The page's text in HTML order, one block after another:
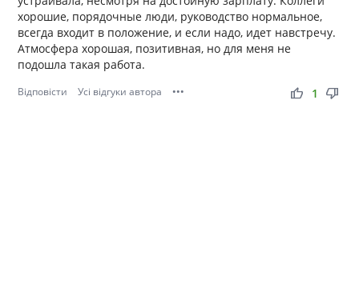
хорошие, порядочные люди, руководство нормальное,
всегда входит в положение, и если надо, идет навстречу.
Атмосфера хорошая, позитивная, но для меня не
подошла такая работа.
Відповісти Усі відгуки автора ••• thumb_up thumb_down
1